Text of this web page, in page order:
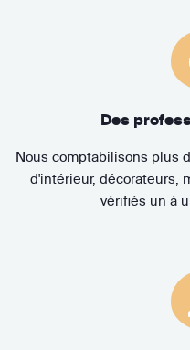
Des
Nous comptabilisons plus
d'intérieur, décorateurs,
vérifiés un à